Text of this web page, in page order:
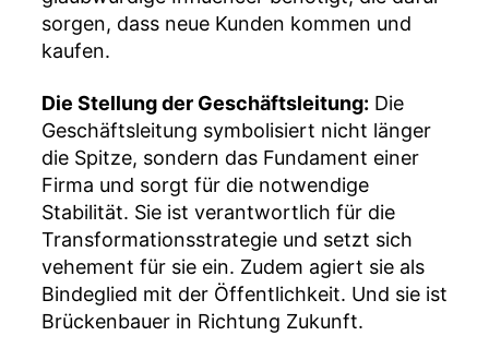
sorgen, dass neue Kunden kommen und
kaufen.
Die Stellung der Geschäftsleitung: Die
Geschäftsleitung symbolisiert nicht länger
die Spitze, sondern das Fundament einer
Firma und sorgt für die notwendige
Stabilität. Sie ist verantwortlich für die
Transformationsstrategie und setzt sich
vehement für sie ein. Zudem agiert sie als
Bindeglied mit der Öffentlichkeit. Und sie ist
Brückenbauer in Richtung Zukunft.